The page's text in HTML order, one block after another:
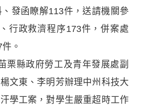
發函瞭解113件，送請機關參
行政救濟程序173件，併案處
。
栗縣政府勞工及青年發展處副
文東、李明芳辦理中州科技大
學工案，對學生嚴重超時工作